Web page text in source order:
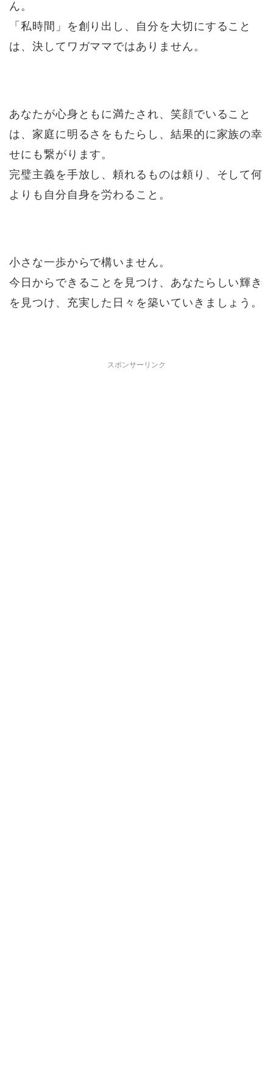
ん。
「私時間」を創り出し、自分を大切にすること
は、決してワガママではありません。
あなたが心身ともに満たされ、笑顔でいること
は、家庭に明るさをもたらし、結果的に家族の幸
せにも繋がります。
完璧主義を手放し、頼れるものは頼り、そして何
よりも自分自身を労わること。
小さな一歩からで構いません。
今日からできることを見つけ、あなたらしい輝き
を見つけ、充実した日々を築いていきましょう。
スポンサーリンク